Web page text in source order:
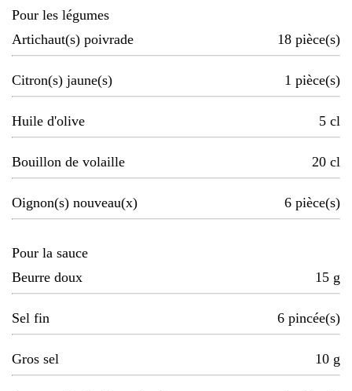
Pour les légumes
Artichaut(s) poivrade
18 pièce(s)
Citron(s) jaune(s) 1 pièce(s)
Huile d'olive 5 cl
Bouillon de volaille 20 cl
Oignon(s) nouveau(x) 6 pièce(s)
Pour la sauce
Beurre doux
15 g
Sel fin 6 pincée(s)
Gros sel 10 g